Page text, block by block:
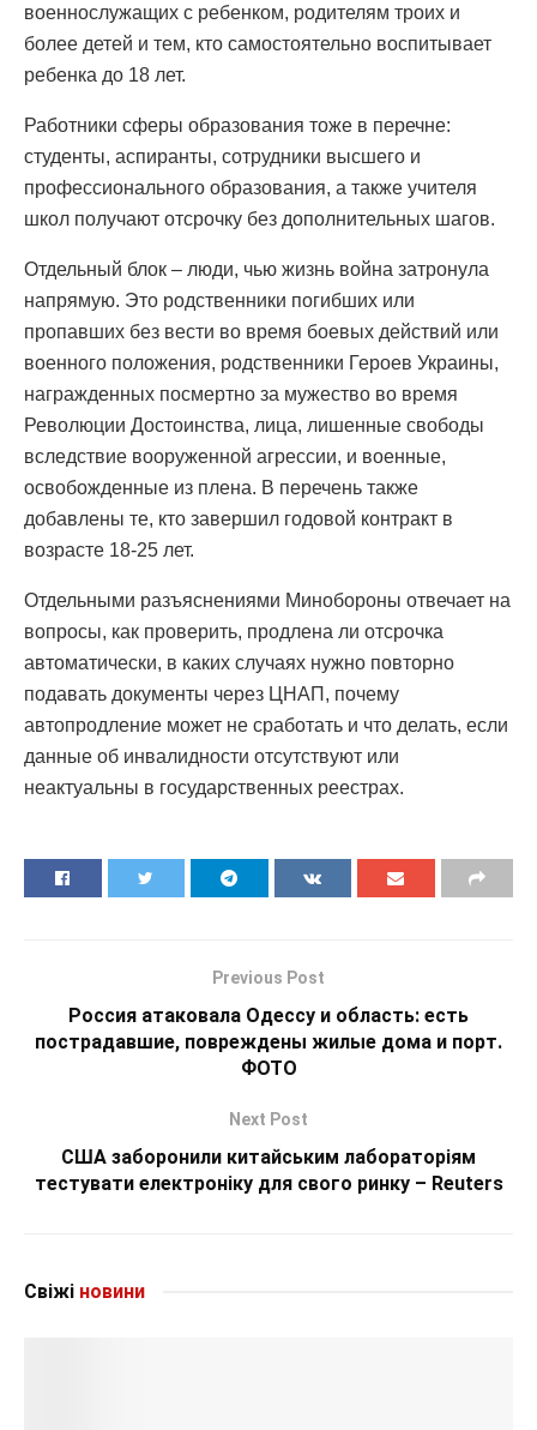
военнослужащих с ребенком, родителям троих и
более детей и тем, кто самостоятельно воспитывает
ребенка до 18 лет.
Работники сферы образования тоже в перечне:
студенты, аспиранты, сотрудники высшего и
профессионального образования, а также учителя
школ получают отсрочку без дополнительных шагов.
Отдельный блок – люди, чью жизнь война затронула
напрямую. Это родственники погибших или
пропавших без вести во время боевых действий или
военного положения, родственники Героев Украины,
награжденных посмертно за мужество во время
Революции Достоинства, лица, лишенные свободы
вследствие вооруженной агрессии, и военные,
освобожденные из плена. В перечень также
добавлены те, кто завершил годовой контракт в
возрасте 18-25 лет.
Отдельными разъяснениями Минобороны отвечает на
вопросы, как проверить, продлена ли отсрочка
автоматически, в каких случаях нужно повторно
подавать документы через ЦНАП, почему
автопродление может не сработать и что делать, если
данные об инвалидности отсутствуют или
неактуальны в государственных реестрах.
Previous Post
Россия атаковала Одессу и область: есть
пострадавшие, повреждены жилые дома и порт.
ФОТО
Next Post
США заборонили китайським лабораторіям
тестувати електроніку для свого ринку – Reuters
Свіжі новини